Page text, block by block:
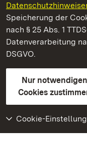
Speicherung der
nach § 25 Abs. 1
Datenverarbeitung
DSGVO.
Nur notwendigen
Cookies
Cookie-
Neues Schloss Tettnang
Staatliche Schlösser
Kontakt
Gebärdensprache
Erklärung zur
BITV-konform
Weiteres